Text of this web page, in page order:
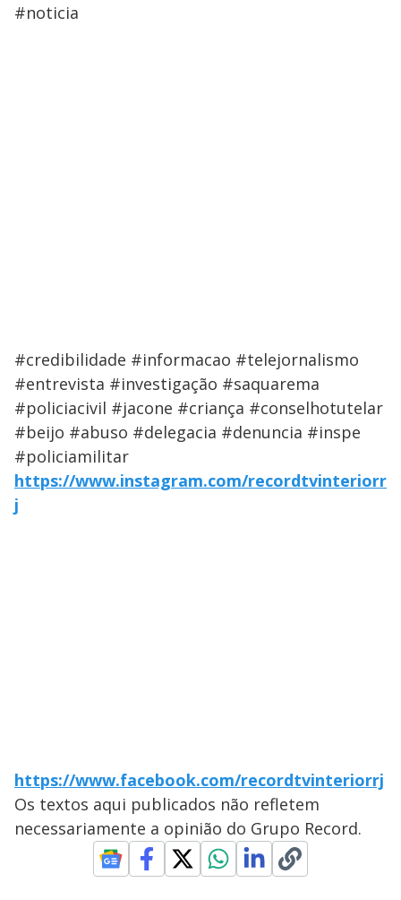
#noticia
#credibilidade #informacao #telejornalismo
#entrevista #investigação #saquarema
#policiacivil #jacone #criança #conselhotutelar
#beijo #abuso #delegacia #denuncia #inspe
#policiamilitar
https://www.instagram.com/recordtvinteriorr
j
https://www.facebook.com/recordtvinteriorrj
Os textos aqui publicados não refletem
necessariamente a opinião do Grupo Record.